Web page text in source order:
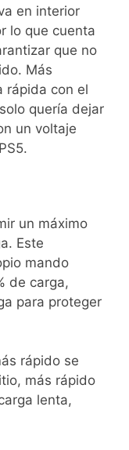
en interior
lo que cuenta
que no
Más
rápida con el
quería dejar
un voltaje
un máximo
Este
mando
de carga,
para proteger
rápido se
más rápido
lenta,